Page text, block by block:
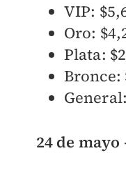
VIP:
Oro:
Plata:
Bronce:
24 de